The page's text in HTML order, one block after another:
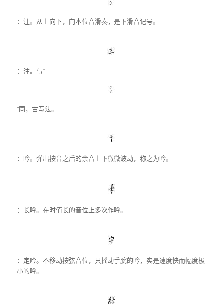
：注。从上向下，向本位音滑奏，是下滑音记号。
：注。与“
”同，古写法。
：吟。弹出按音之后的余音上下微微波动，称之为吟。
：长吟。在时值长的音位上多次作吟。
：定吟。不移动按弦音位，只摇动手腕的吟，实是速度快而幅度极
小的吟。